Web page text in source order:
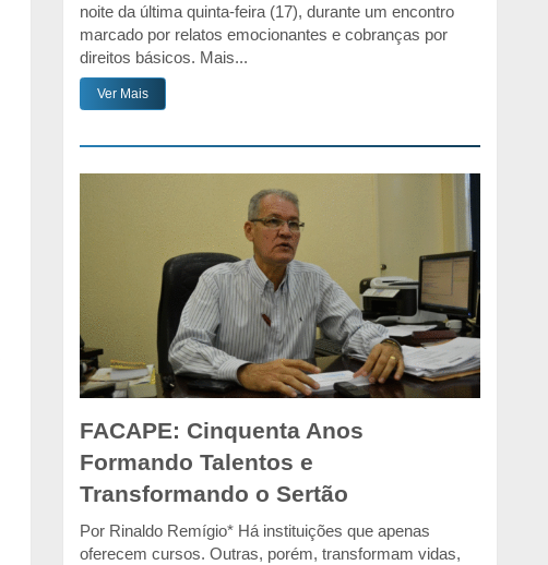
noite da última quinta-feira (17), durante um encontro
marcado por relatos emocionantes e cobranças por
direitos básicos. Mais...
Ver Mais
FACAPE: Cinquenta Anos
Formando Talentos e
Transformando o Sertão
Por Rinaldo Remígio* Há instituições que apenas
oferecem cursos. Outras, porém, transformam vidas,